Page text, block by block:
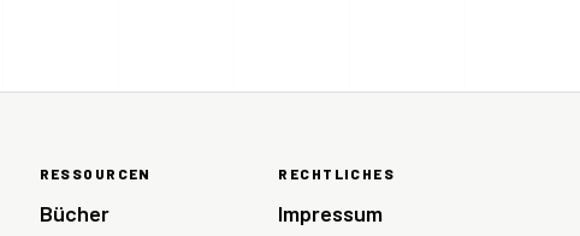
RESSOURCEN
Bücher
RECHTLICHES
Impressum